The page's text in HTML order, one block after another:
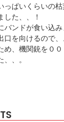
っぱいくらいの枯
した、、！
バンドが食い込み
を向けるので、
め、機関銃を０
、。